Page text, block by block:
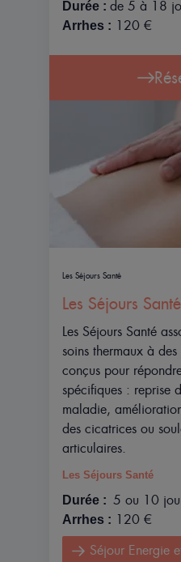
Durée : de 5 à 18
Arrhes : 120 €
Les Séjours Santé
Les Séjours Santé
Les Séjours Santé
soins thermaux à
conçus pour
spécifiques : reprise
maladie,
des cicatrices ou
articulaires.
Les Séjours Santé
Durée : 5 ou 10
Arrhes : 120 €
Séjour Energie